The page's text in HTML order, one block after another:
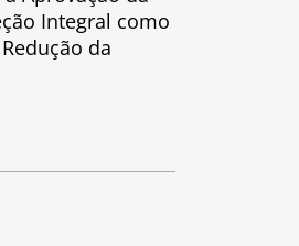
Integral como
da